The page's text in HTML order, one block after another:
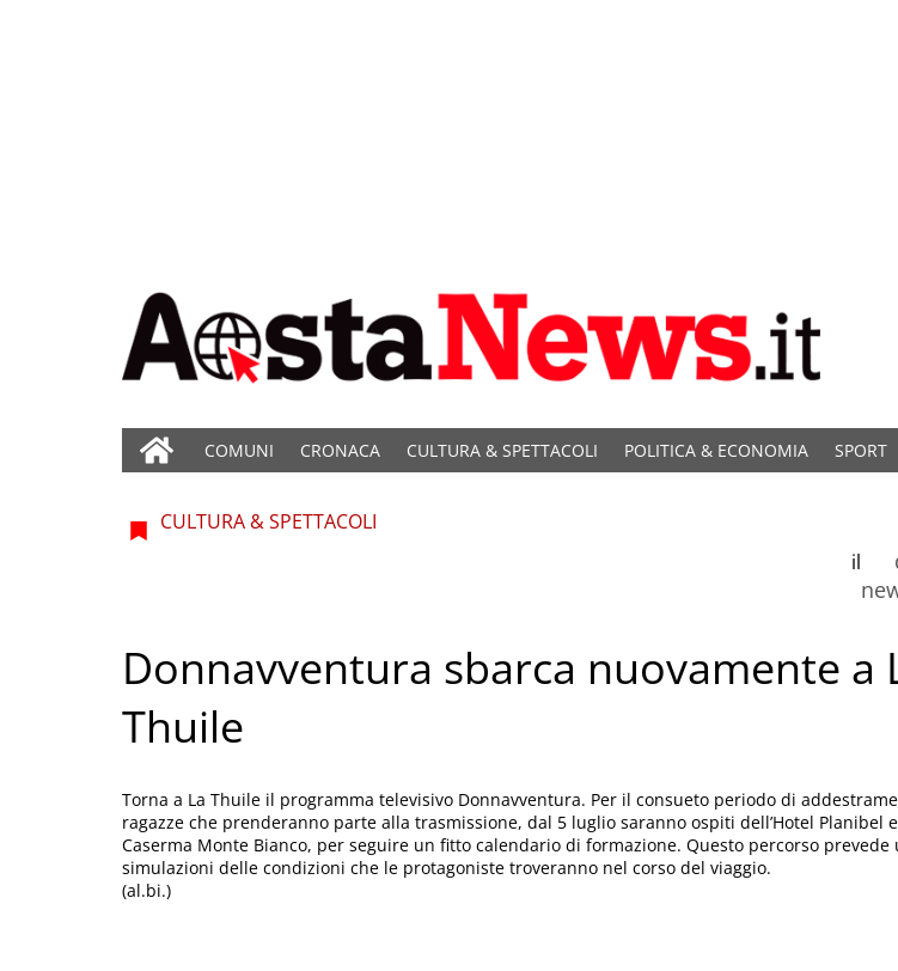
COMUNI CRONACA CULTURA & SPETTACOLI POLITICA & ECONOMIA SPORT
CULTURA & SPETTACOLI
il
Donnavventura sbarca nuovamente a
Thuile
Torna a La Thuile il programma televisivo Donnavventura. Per il consueto periodo di
ragazze che prenderanno parte alla trasmissione, dal 5 luglio saranno ospiti dell’Hotel Planibel
Caserma Monte Bianco, per seguire un fitto calendario di formazione. Questo percorso prevede
simulazioni delle condizioni che le protagoniste troveranno nel corso del viaggio.
(al.bi.)